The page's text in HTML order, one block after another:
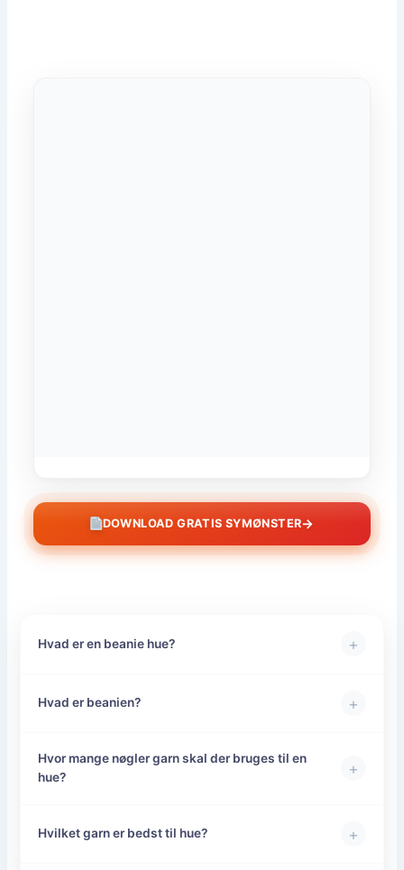
DOWNLOAD GRATIS SYMØNSTER→
Hvad er en beanie hue? +
Hvad er beanien? +
Hvor mange nøgler garn skal der bruges til en
hue?
+
Hvilket garn er bedst til hue? +